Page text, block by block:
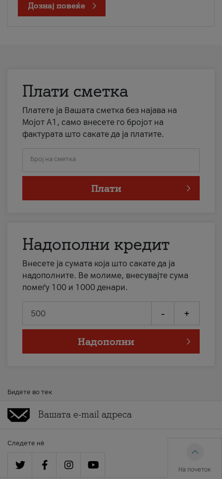
Дознај повеќе
Плати сметка
Платете ја Вашата сметка без најава на
Мојот А1, само внесете го бројот на
фактурата што сакате да ја платите.
Број на сметка
Плати
Надополни кредит
Внесете ја сумата која што сакате да ја
надополните. Ве молиме, внесувајте сума
помеѓу 100 и 1000 денари.
- +
Надополни
Бидете во тек
Следете нè
На почеток